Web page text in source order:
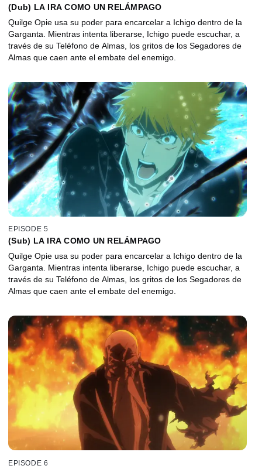
(Dub) LA IRA COMO UN RELÁMPAGO
Quilge Opie usa su poder para encarcelar a Ichigo dentro de la
Garganta. Mientras intenta liberarse, Ichigo puede escuchar, a
través de su Teléfono de Almas, los gritos de los Segadores de
Almas que caen ante el embate del enemigo.
EPISODE 5
(Sub) LA IRA COMO UN RELÁMPAGO
Quilge Opie usa su poder para encarcelar a Ichigo dentro de la
Garganta. Mientras intenta liberarse, Ichigo puede escuchar, a
través de su Teléfono de Almas, los gritos de los Segadores de
Almas que caen ante el embate del enemigo.
EPISODE 6